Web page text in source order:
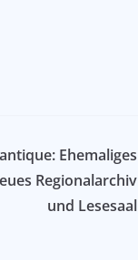
Ehemaliges
Regionalarchiv
und Lesesaal